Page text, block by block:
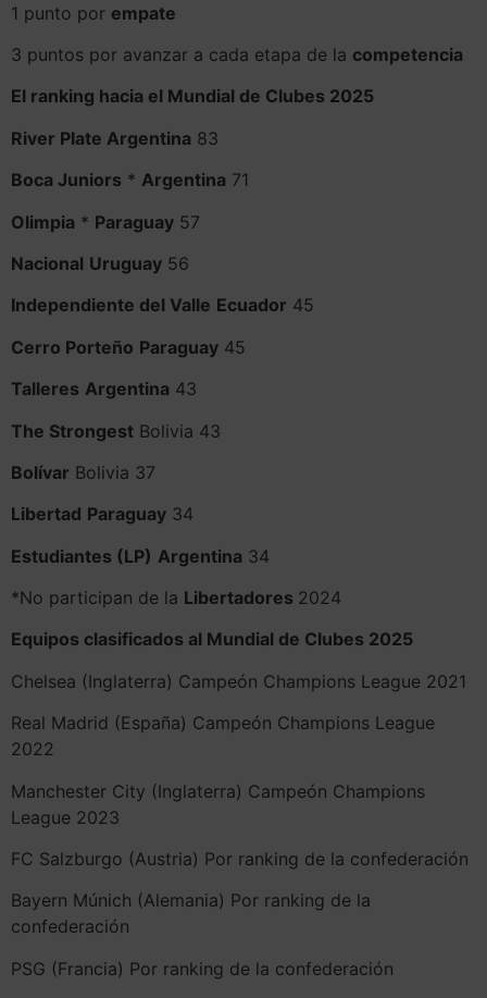
1 punto por empate
3 puntos por avanzar a cada etapa de la competencia
El ranking hacia el Mundial de Clubes 2025
River Plate Argentina 83
Boca Juniors * Argentina 71
Olimpia * Paraguay 57
Nacional Uruguay 56
Independiente del Valle Ecuador 45
Cerro Porteño Paraguay 45
Talleres Argentina 43
The Strongest Bolivia 43
Bolívar Bolivia 37
Libertad Paraguay 34
Estudiantes (LP) Argentina 34
*No participan de la Libertadores 2024
Equipos clasificados al Mundial de Clubes 2025
Chelsea (Inglaterra) Campeón Champions League 2021
Real Madrid (España) Campeón Champions League
2022
Manchester City (Inglaterra) Campeón Champions
League 2023
FC Salzburgo (Austria) Por ranking de la confederación
Bayern Múnich (Alemania) Por ranking de la
confederación
PSG (Francia) Por ranking de la confederación